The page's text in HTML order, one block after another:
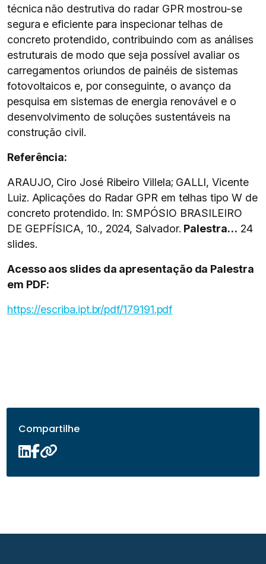
técnica não destrutiva do radar GPR mostrou-se
segura e eficiente para inspecionar telhas de
concreto protendido, contribuindo com as análises
estruturais de modo que seja possível avaliar os
carregamentos oriundos de painéis de sistemas
fotovoltaicos e, por conseguinte, o avanço da
pesquisa em sistemas de energia renovável e o
desenvolvimento de soluções sustentáveis na
construção civil.
Referência:
ARAUJO, Ciro José Ribeiro Villela; GALLI, Vicente
Luiz. Aplicações do Radar GPR em telhas tipo W de
concreto protendido. In: SMPÓSIO BRASILEIRO
DE GEPFÍSICA, 10., 2024, Salvador. Palestra… 24
slides.
Acesso aos slides da apresentação da Palestra
em PDF:
https://escriba.ipt.br/pdf/179191.pdf
Compartilhe